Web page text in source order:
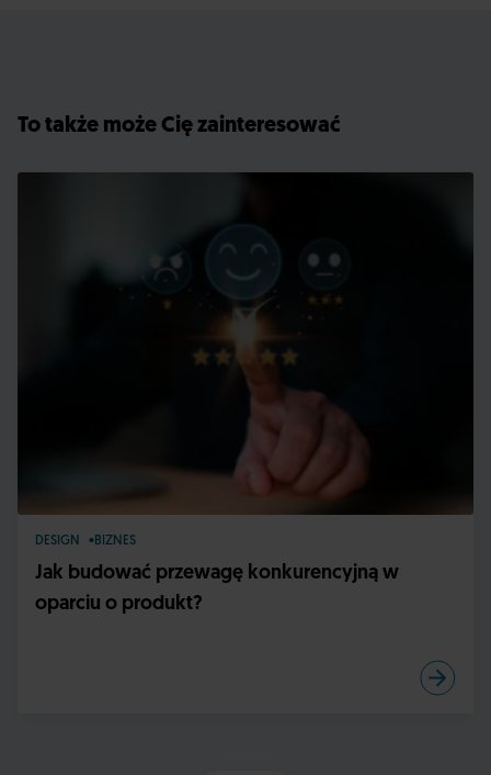
To także może Cię zainteresować
DESIGN BIZNES
Jak budować przewagę konkurencyjną w
oparciu o produkt?